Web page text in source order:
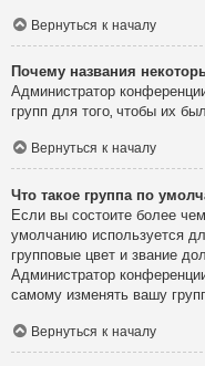
Вернуться к началу
Почему названия
Администратор
групп для того, чтобы их
Вернуться к началу
Что такое группа по
Если вы состоите более
умолчанию используется
групповые цвет и звание
Администратор
самому изменять вашу
Вернуться к началу